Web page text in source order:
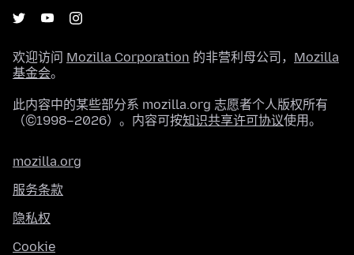
欢迎访问 Mozilla Corporation 的非营利母公司， Mozilla
基金会。
此内容中的某些部分系 mozilla.org 志愿者个人版权所有
（©1998–2026）。内容可按知识共享许可协议使用。
mozilla.org
服务条款
隐私权
Cookie